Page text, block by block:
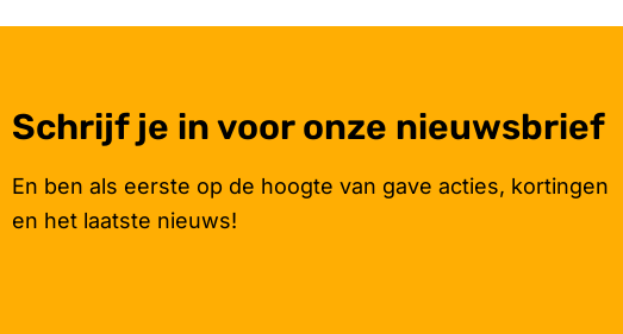
Schrijf je in voor onze nieuwsbrief
En ben als eerste op de hoogte van gave acties, kortingen
en het laatste nieuws!